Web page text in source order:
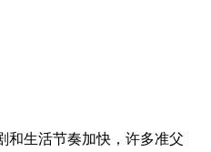
和生活节奏加快，许多准父